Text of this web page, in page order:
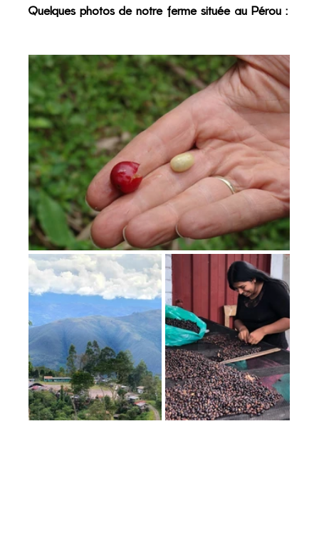
Quelques photos de notre ferme située au Pérou :